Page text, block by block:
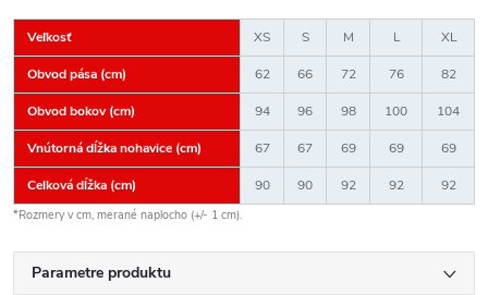
Veľkosť XS S M L XL
Obvod pása (cm) 62 66 72 76 82
Obvod bokov (cm) 94 96 98 100 104
Vnútorná dĺžka nohavice (cm) 67 67 69 69 69
Celková dĺžka (cm) 90 90 92 92 92
*Rozmery v cm, merané naplocho (+/- 1 cm).
Parametre produktu